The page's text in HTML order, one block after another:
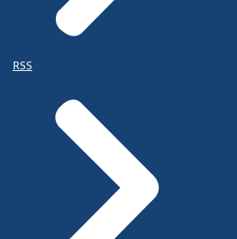
RSS